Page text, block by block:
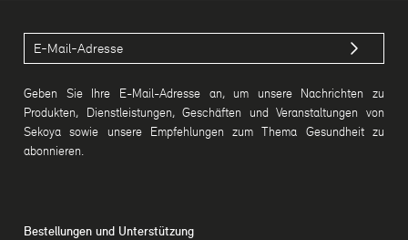
Geben Sie Ihre E-Mail-Adresse an, um unsere Nachrichten zu
Produkten, Dienstleistungen, Geschäften und Veranstaltungen von
Sekoya sowie unsere Empfehlungen zum Thema Gesundheit zu
abonnieren.
Bestellungen und Unterstützung